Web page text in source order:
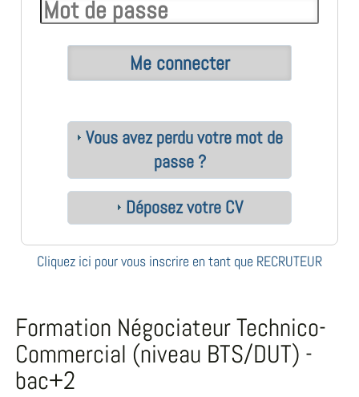
Vous avez perdu votre mot de
passe ?
Déposez votre CV
Cliquez ici pour vous inscrire en tant que RECRUTEUR
Formation Négociateur Technico-
Commercial (niveau BTS/DUT) -
bac+2